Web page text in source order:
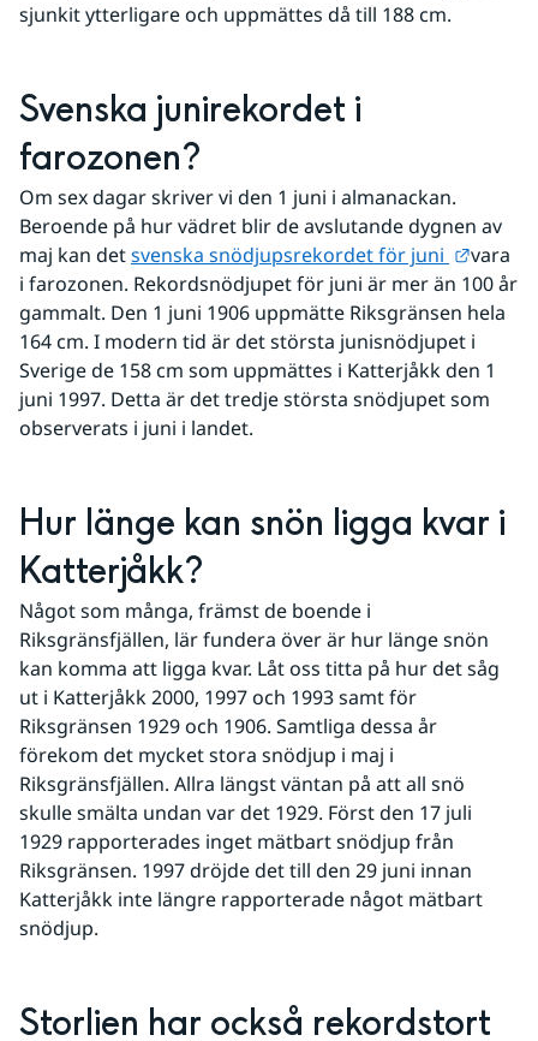
sjunkit ytterligare och uppmättes då till 188 cm.
Svenska junirekordet i
farozonen?
Om sex dagar skriver vi den 1 juni i almanackan.
Beroende på hur vädret blir de avslutande dygnen av
maj kan det svenska snödjupsrekordet för juni Länk
vara
i farozonen. Rekordsnödjupet för juni är mer än 100 år
gammalt. Den 1 juni 1906 uppmätte Riksgränsen hela
164 cm. I modern tid är det största junisnödjupet i
Sverige de 158 cm som uppmättes i Katterjåkk den 1
juni 1997. Detta är det tredje största snödjupet som
observerats i juni i landet.
Hur länge kan snön ligga kvar i
Katterjåkk?
Något som många, främst de boende i
Riksgränsfjällen, lär fundera över är hur länge snön
kan komma att ligga kvar. Låt oss titta på hur det såg
ut i Katterjåkk 2000, 1997 och 1993 samt för
Riksgränsen 1929 och 1906. Samtliga dessa år
förekom det mycket stora snödjup i maj i
Riksgränsfjällen. Allra längst väntan på att all snö
skulle smälta undan var det 1929. Först den 17 juli
1929 rapporterades inget mätbart snödjup från
Riksgränsen. 1997 dröjde det till den 29 juni innan
Katterjåkk inte längre rapporterade något mätbart
snödjup.
Storlien har också rekordstort